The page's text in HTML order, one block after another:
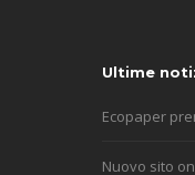
Ultime
Ecopaper
Nuovo sito